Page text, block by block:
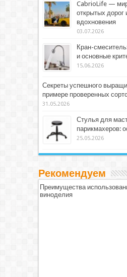
CabrioLife — мир
открытых дорог
вдохновения
03.07.2026
Кран-
и основные
15.06.2026
Секреты успешного
примере проверенных
31.05.2026
Стулья для
парикмахеров:
25.05.2026
Рекомендуем
Преимущества
виноделия